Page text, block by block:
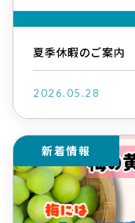
夏季休暇のご案内
2026.05.28
新着情報